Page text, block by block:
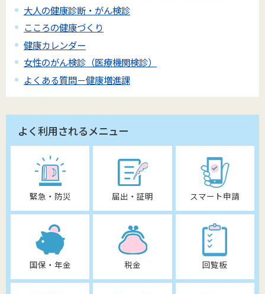
大人の健康診断・がん検診
こころの健康づくり
健康カレンダー
女性のがん検診（医療機関検診）
よくある質問－健康増進課
よく利用されるメニュー
緊急・防災 届出・証明 スマート申請
国保・年金 税金 回覧板